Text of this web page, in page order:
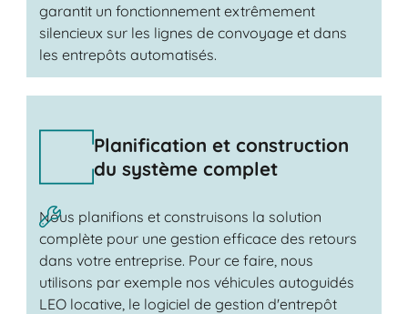
garantit un fonctionnement extrêmement
silencieux sur les lignes de convoyage et dans
les entrepôts automatisés.
Planification et construction
du système complet
Nous planifions et construisons la solution
complète pour une gestion efficace des retours
dans votre entreprise. Pour ce faire, nous
utilisons par exemple nos véhicules autoguidés
LEO locative, le logiciel de gestion d'entrepôt